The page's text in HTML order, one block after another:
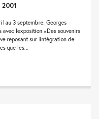
au 3 septembre. Georges
lexposition «Des souvenirs
reposant sur lintégration de
que les...